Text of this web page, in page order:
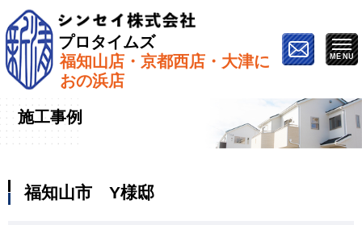
プロタイムズ
福知山店・京都西店・大津に
おの浜店
ホーム»施工事例»福知山市 Y様邸
施工事例
福知山市 Y様邸